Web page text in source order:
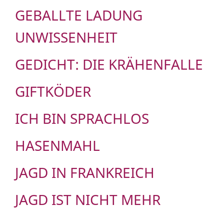
GEBALLTE LADUNG
UNWISSENHEIT
GEDICHT: DIE KRÄHENFALLE
GIFTKÖDER
ICH BIN SPRACHLOS
HASENMAHL
JAGD IN FRANKREICH
JAGD IST NICHT MEHR